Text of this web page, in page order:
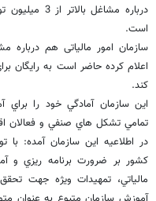
است.
سازمان امور مالیاتی هم
اعلام کرده حاضر است به رایگان
کند.
این سازمان آمادگي خود را براي
تمامي تشکل هاي صنفي و فعالان
در اطلاعیه این سازمان آمده: با
کشور بر ضرورت برنامه ريزي و
مالياتي، تمهيدات ويژه جهت